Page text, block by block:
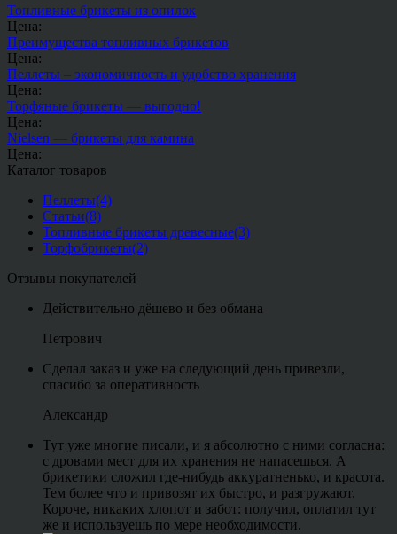
Топливные брикеты из опилок
Цена:
Преимущества топливных брикетов
Цена:
Пеллеты – экономичность и удобство хранения
Цена:
Торфяные брикеты — выгодно!
Цена:
Nielsen — брикеты для камина
Цена:
Каталог товаров
Пеллеты(4)
Статьи(8)
Топливные брикеты древесные(3)
Торфобрикеты(2)
Отзывы покупателей
Действительно дёшево и без обмана
Петрович
Сделал заказ и уже на следующий день привезли,
спасибо за оперативность
Александр
Тут уже многие писали, и я абсолютно с ними согласна:
с дровами мест для их хранения не напасешься. А
брикетики сложил где-нибудь аккуратненько, и красота.
Тем более что и привозят их быстро, и разгружают.
Короче, никаких хлопот и забот: получил, оплатил тут
же и используешь по мере необходимости.